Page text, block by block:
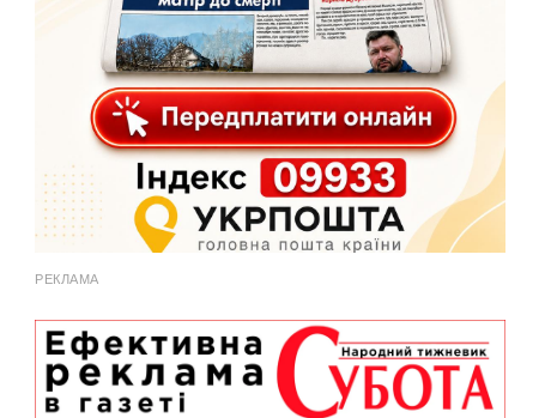
РЕКЛАМА